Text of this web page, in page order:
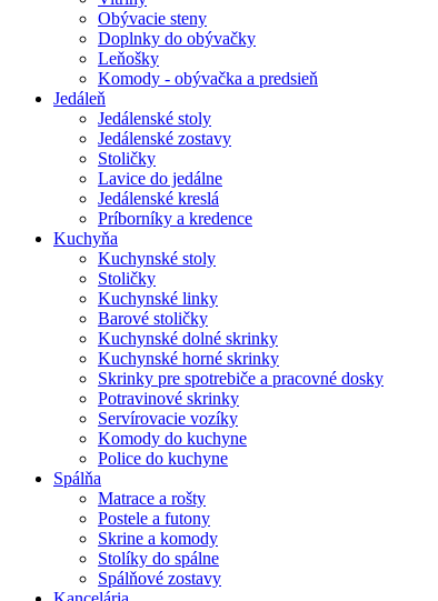
Obývacie steny
Doplnky do obývačky
Leňošky
Komody - obývačka a predsieň
Jedáleň
Jedálenské stoly
Jedálenské zostavy
Stoličky
Lavice do jedálne
Jedálenské kreslá
Príborníky a kredence
Kuchyňa
Kuchynské stoly
Stoličky
Kuchynské linky
Barové stoličky
Kuchynské dolné skrinky
Kuchynské horné skrinky
Skrinky pre spotrebiče a pracovné dosky
Potravinové skrinky
Servírovacie vozíky
Komody do kuchyne
Police do kuchyne
Spálňa
Matrace a rošty
Postele a futony
Skrine a komody
Stolíky do spálne
Spálňové zostavy